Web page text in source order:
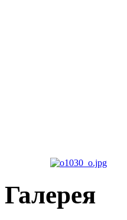
Галерея